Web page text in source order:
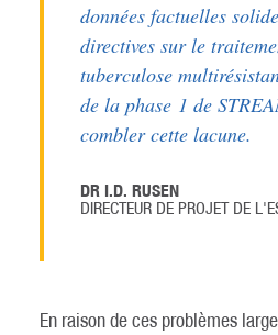
données factuelles
directives sur le
tuberculose
de la phase 1 de
combler cette lacune.
DR I.D. RUSEN
DIRECTEUR DE PROJET DE
En raison de ces problèmes